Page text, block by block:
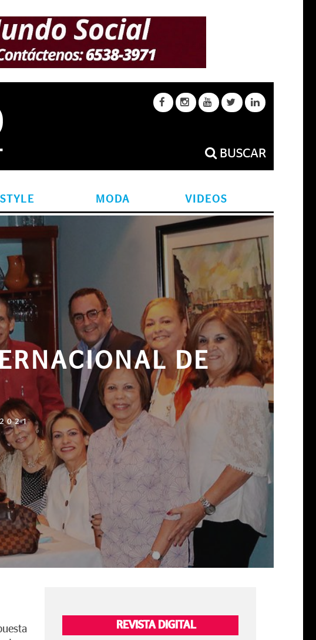
BUSCAR
MODA VIDEOS
DE
2021
REVISTA DIGITAL